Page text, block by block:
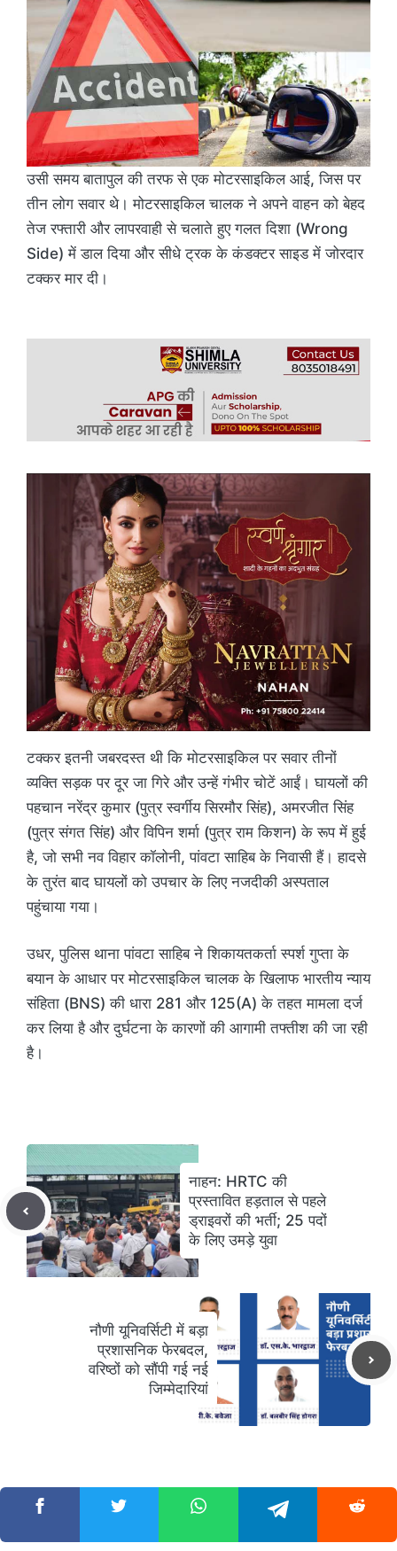
उसी समय बातापुल की तरफ से एक मोटरसाइकिल आई, जिस पर
तीन लोग सवार थे। मोटरसाइकिल चालक ने अपने वाहन को बेहद
तेज रफ्तारी और लापरवाही से चलाते हुए गलत दिशा (Wrong
Side) में डाल दिया और सीधे ट्रक के कंडक्टर साइड में जोरदार
टक्कर मार दी।
टक्कर इतनी जबरदस्त थी कि मोटरसाइकिल पर सवार तीनों
व्यक्ति सड़क पर दूर जा गिरे और उन्हें गंभीर चोटें आईं। घायलों की
पहचान नरेंद्र कुमार (पुत्र स्वर्गीय सिरमौर सिंह), अमरजीत सिंह
(पुत्र संगत सिंह) और विपिन शर्मा (पुत्र राम किशन) के रूप में हुई
है, जो सभी नव विहार कॉलोनी, पांवटा साहिब के निवासी हैं। हादसे
के तुरंत बाद घायलों को उपचार के लिए नजदीकी अस्पताल
पहुंचाया गया।
उधर, पुलिस थाना पांवटा साहिब ने शिकायतकर्ता स्पर्श गुप्ता के
बयान के आधार पर मोटरसाइकिल चालक के खिलाफ भारतीय न्याय
संहिता (BNS) की धारा 281 और 125(A) के तहत मामला दर्ज
कर लिया है और दुर्घटना के कारणों की आगामी तफ्तीश की जा रही
है।
नाहन: HRTC की
प्रस्तावित हड़ताल से पहले
ड्राइवरों की भर्ती; 25 पदों
के लिए उमड़े युवा
नौणी यूनिवर्सिटी में बड़ा
प्रशासनिक फेरबदल,
वरिष्ठों को सौंपी गई नई
जिम्मेदारियां